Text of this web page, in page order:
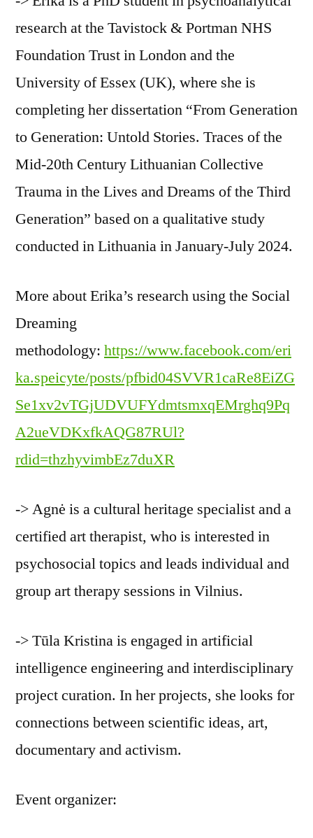
research at the Tavistock & Portman NHS
Foundation Trust in London and the
University of Essex (UK), where she is
completing her dissertation “From Generation
to Generation: Untold Stories. Traces of the
Mid-20th Century Lithuanian Collective
Trauma in the Lives and Dreams of the Third
Generation” based on a qualitative study
conducted in Lithuania in January-July 2024.
More about Erika’s research using the Social
Dreaming
methodology: https://www.facebook.com/eri
ka.speicyte/posts/pfbid04SVVR1caRe8EiZG
Se1xv2vTGjUDVUFYdmtsmxqEMrghq9Pq
A2ueVDKxfkAQG87RUl?
rdid=thzhyvimbEz7duXR
-> Agnė is a cultural heritage specialist and a
certified art therapist, who is interested in
psychosocial topics and leads individual and
group art therapy sessions in Vilnius.
-> Tūla Kristina is engaged in artificial
intelligence engineering and interdisciplinary
project curation. In her projects, she looks for
connections between scientific ideas, art,
documentary and activism.
Event organizer: